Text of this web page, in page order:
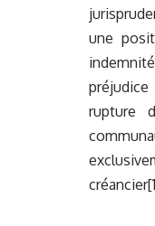
une
rupture
créancier